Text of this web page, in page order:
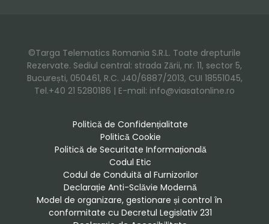
©Targa Telematics Romania S.R.L. Toate drepturile
Rezervate. Sediul central: strada Zării, nr. 11, sector 5,
București, 050461, R.C. J40/6887/2013, CUI 18551045,
Tel.+40 21 5280186 | E-mail: info@viasatonline.ro
Politică de Confidențialitate
Politică Cookie
Politică de Securitate Informațională
Codul Etic
Codul de Conduită al Furnizorilor
Declarație Anti-Sclăvie Modernă
Model de organizare, gestionare și control în
conformitate cu Decretul Legislativ 231